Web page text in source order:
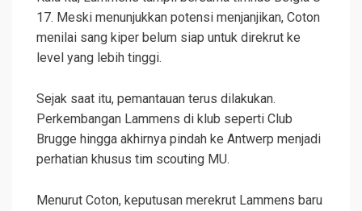
17. Meski menunjukkan potensi menjanjikan, Coton
menilai sang kiper belum siap untuk direkrut ke
level yang lebih tinggi.
Sejak saat itu, pemantauan terus dilakukan.
Perkembangan Lammens di klub seperti Club
Brugge hingga akhirnya pindah ke Antwerp menjadi
perhatian khusus tim scouting MU.
Menurut Coton, keputusan merekrut Lammens baru